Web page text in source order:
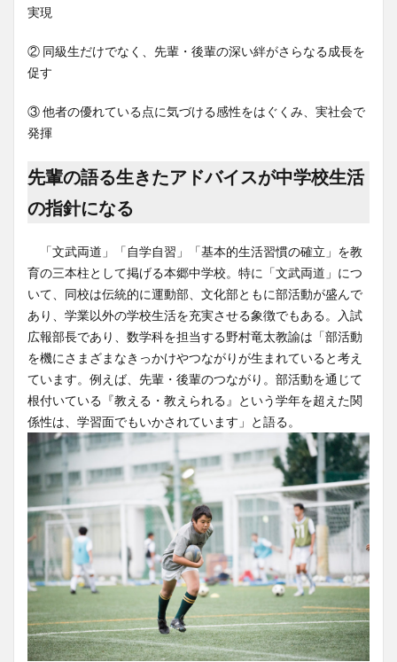
実現
② 同級生だけでなく、先輩・後輩の深い絆がさらなる成長を
促す
③ 他者の優れている点に気づける感性をはぐくみ、実社会で
発揮
先輩の語る生きたアドバイスが中学校生活
の指針になる
「文武両道」「自学自習」「基本的生活習慣の確立」を教
育の三本柱として掲げる本郷中学校。特に「文武両道」につ
いて、同校は伝統的に運動部、文化部ともに部活動が盛んで
あり、学業以外の学校生活を充実させる象徴でもある。入試
広報部長であり、数学科を担当する野村竜太教諭は「部活動
を機にさまざまなきっかけやつながりが生まれていると考え
ています。例えば、先輩・後輩のつながり。部活動を通じて
根付いている『教える・教えられる』という学年を超えた関
係性は、学習面でもいかされています」と語る。